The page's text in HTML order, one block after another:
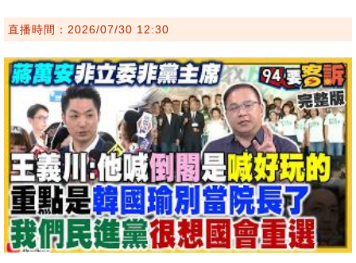
直播時間：2026/07/30 12:30